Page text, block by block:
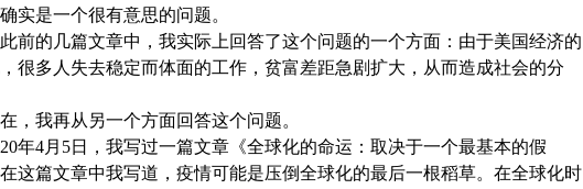
是一个很有意思的问题。
的几篇文章中，我实际上回答了这个问题的一个方面：由于美国经济的
很多人失去稳定而体面的工作，贫富差距急剧扩大，从而造成社会的分
我再从另一个方面回答这个问题。
4月5日，我写过一篇文章《全球化的命运：取决于一个最基本的假
这篇文章中我写道，疫情可能是压倒全球化的最后一根稻草。在全球化时